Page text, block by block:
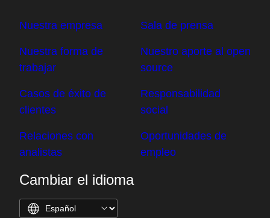
Nuestra empresa
Nuestra forma de
trabajar
Casos de éxito de
clientes
Relaciones con
analistas
Sala de prensa
Nuestro aporte al open
source
Responsabilidad
social
Oportunidades de
empleo
Cambiar el idioma